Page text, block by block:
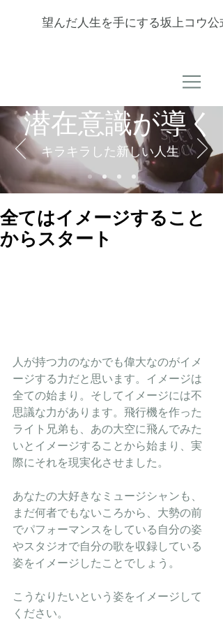
望んだ人生を手にする坂上コウ公
潜在意識が導く
キラキラした新しい人生
全てはイメージすること
からスタート
人が持つ力のなかでも偉大なのがイメ
ージする力だと思います。イメージは
全ての始まり。そしてイメージには不
思議な力があります。飛行機を作った
ライト兄弟も、あの大空に飛んでみた
いとイメージすることから始まり、実
際にそれを現実化させました。
あなたの大好きなミュージシャンも、
まだ何者でもないころから、大勢の前
でパフォーマンスをしている自分の姿
やスタジオで自分の歌を収録している
姿をイメージしたことでしょう。
こうなりたいという姿をイメージして
ください。